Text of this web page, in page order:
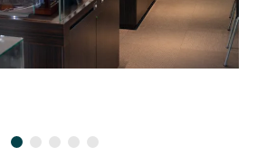
BVLGARI
ブルガリ